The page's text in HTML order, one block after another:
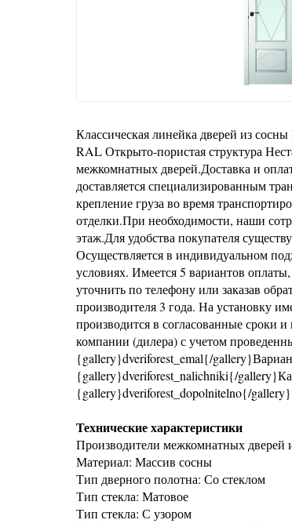
Классическая линейка дверей из
RAL Открыто-пористая структура
межкомнатных дверей.Доставка и
доставляется специализированным
крепление груза во время
отделки.При необходимости, наши
этаж.Для удобства покупателя
Осуществляется в индивидуальном
условиях. Имеется 5 вариантов
уточнить по телефону или заказав
производителя 3 года. На установку
производится в согласованные сроки
компании (дилера) с учетом
{gallery}dveriforest_emal{/
{gallery}dveriforest_nalichniki{/
{gallery}dveriforest_dopolnitelno{/gallery}
Технические характеристики
Производители межкомнатных
Материал: Массив сосны
Тип дверного полотна: Со стеклом
Тип стекла: Матовое
Тип стекла: С узором